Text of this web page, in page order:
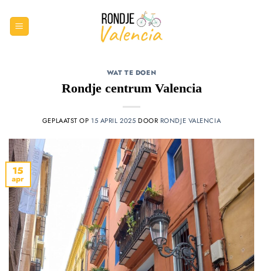
naar
inhoud
WAT TE DOEN
Rondje centrum Valencia
GEPLAATST OP 15 APRIL 2025 DOOR RONDJE VALENCIA
15
apr